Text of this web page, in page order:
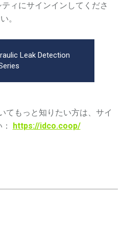
ィにサインインしてくださ
い。
Leak Detection
てもっと知りたい方は、サイ
https://idco.coop/